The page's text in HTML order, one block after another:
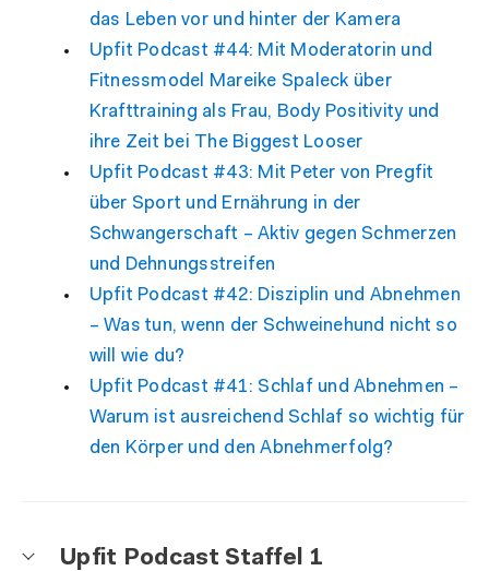
das Leben vor und hinter der Kamera
Upfit Podcast #44: Mit Moderatorin und
Fitnessmodel Mareike Spaleck über
Krafttraining als Frau, Body Positivity und
ihre Zeit bei The Biggest Looser
Upfit Podcast #43: Mit Peter von Pregfit
über Sport und Ernährung in der
Schwangerschaft – Aktiv gegen Schmerzen
und Dehnungsstreifen
Upfit Podcast #42: Disziplin und Abnehmen
– Was tun, wenn der Schweinehund nicht so
will wie du?
Upfit Podcast #41: Schlaf und Abnehmen –
Warum ist ausreichend Schlaf so wichtig für
den Körper und den Abnehmerfolg?
Upfit Podcast Staffel 1